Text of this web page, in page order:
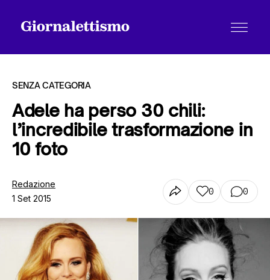
Tutti gli articoli
Chi siamo
Contatti
SENZA CATEGORIA
Adele ha perso 30 chili:
l’incredibile trasformazione in
10 foto
Redazione
1 Set 2015
0 0